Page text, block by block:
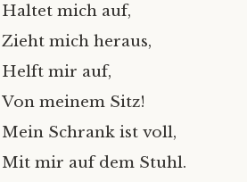
Haltet mich auf,
Zieht mich heraus,
Helft mir auf,
Von meinem Sitz!
Mein Schrank ist voll,
Mit mir auf dem Stuhl.